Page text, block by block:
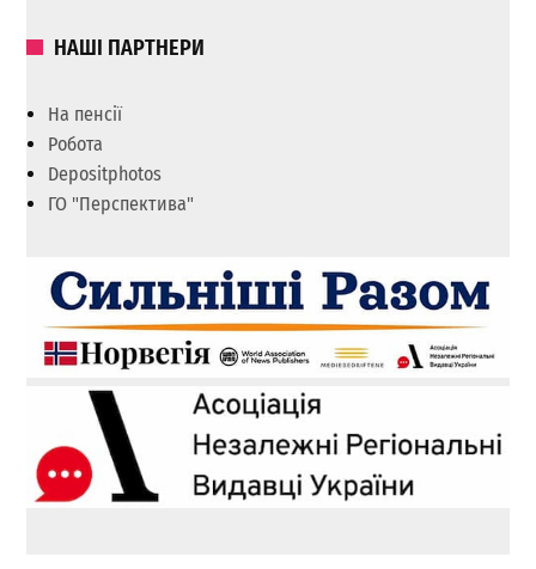
НАШІ ПАРТНЕРИ
На пенсії
Робота
Depositphotos
ГО "Перспектива"